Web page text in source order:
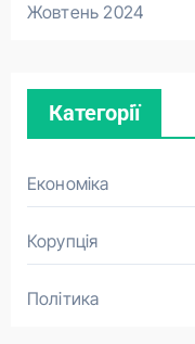
Жовтень 2024
Категорії
Економіка
Корупція
Політика